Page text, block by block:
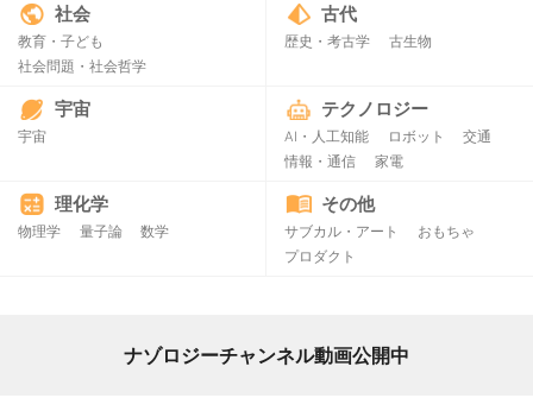
社会
教育・子ども
社会問題・社会哲学
古代
歴史・考古学 古生物
宇宙
宇宙
テクノロジー
AI・人工知能 ロボット
交通
情報・通信
家電
理化学
物理学 量子論 数学
その他
サブカル・アート
おもちゃ
プロダクト
ナゾロジーチャンネル動画公開中